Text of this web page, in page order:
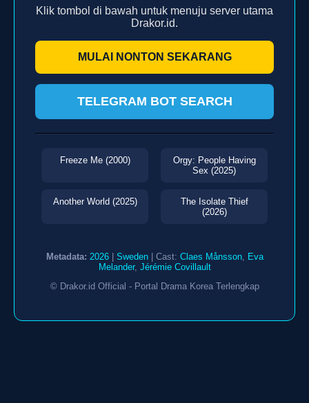
Klik tombol di bawah untuk menuju server utama
Drakor.id.
MULAI NONTON SEKARANG
TELEGRAM BOT SEARCH
Freeze Me (2000)
Orgy: People Having
Sex (2025)
Another World (2025)
The Isolate Thief
(2026)
Metadata: 2026| Sweden| Cast: Claes Månsson,
Eva
Melander, Jérémie Covillault
© Drakor.id Official - Portal Drama Korea Terlengkap